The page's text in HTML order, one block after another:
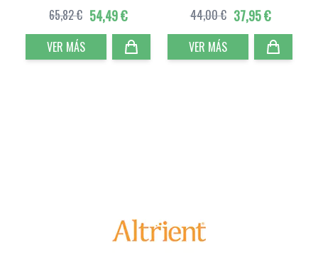
54,49 €
65,82 €
VER MÁS
37,95 €
44,00 €
VER MÁS